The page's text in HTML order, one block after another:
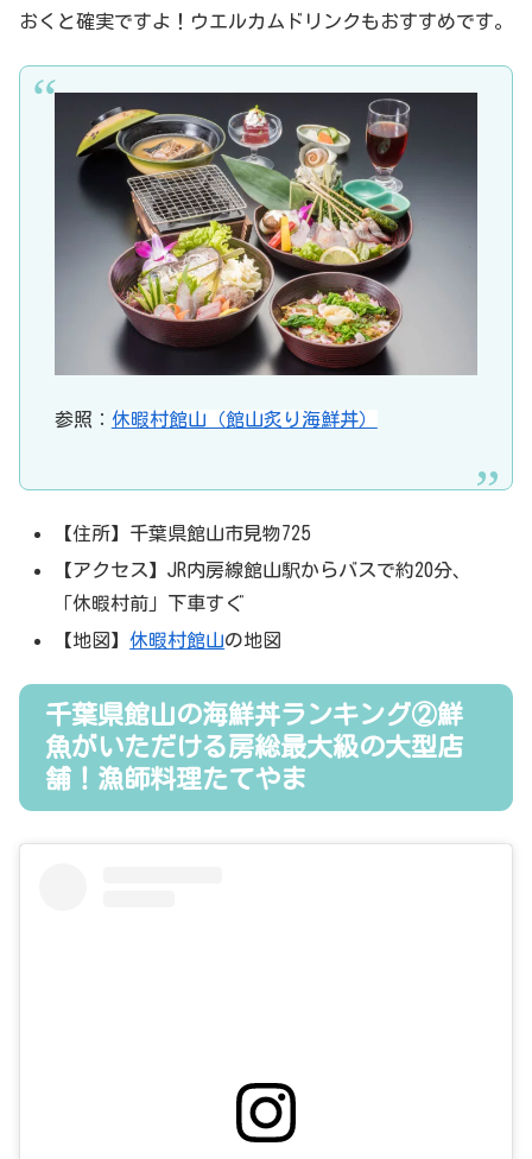
おくと確実ですよ！ウエルカムドリンクもおすすめです。
参照： 休暇村館山（館山炙り海鮮丼）
【住所】千葉県館山市見物725
【アクセス】JR内房線館山駅からバスで約20分、
「休暇村前」下車すぐ
【地図】休暇村館山の地図
千葉県館山の海鮮丼ランキング②鮮
魚がいただける房総最大級の大型店
舗！漁師料理たてやま